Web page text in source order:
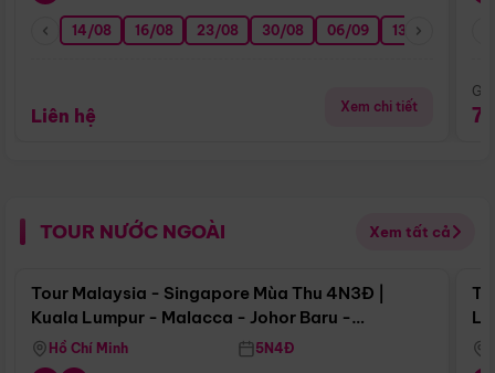
14/08 16/08 23/08 30/08 06/09 13/09
Liên hệ Xem chi tiết
TOUR NƯỚC NGOÀI Xem tất cả
Điểm nổi bật
Tour Malaysia - Singapore Mùa Thu 4N3Đ |
Kuala Lumpur - Malacca - Johor Baru -
Singapore
Hồ Chí Minh 5N4Đ